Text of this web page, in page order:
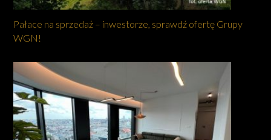
Pałace na sprzedaż – inwestorze, sprawdź ofertę Grupy
WGN!